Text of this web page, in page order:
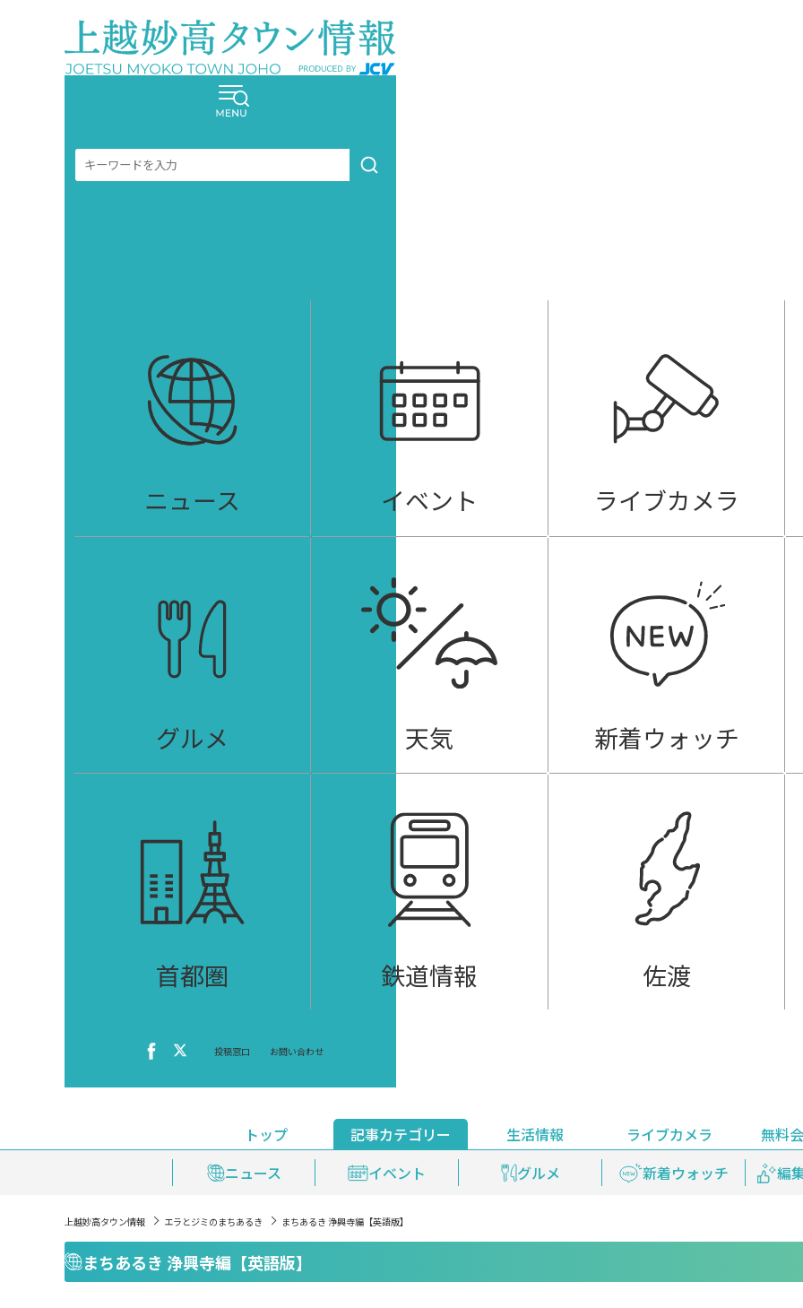
ニュース イベント ライブカメラ
グルメ 天気 新着ウォッチ
首都圏 鉄道情報 佐渡
投稿窓口 お問い合わせ
トップ
記事カテゴリー
ニュース
イベント グルメ 新着ウォッチ 編
生活情報
おくやみ情報
安全安心情報 天気 上越妙高百景
ライブカメラ
無料
ライブ配信
見逃し配信 プレミアム
上越妙高タウン情報 エラとジミのまちあるき まちあるき 浄興寺編【英語版】
まちあるき 浄興寺編【英語版】